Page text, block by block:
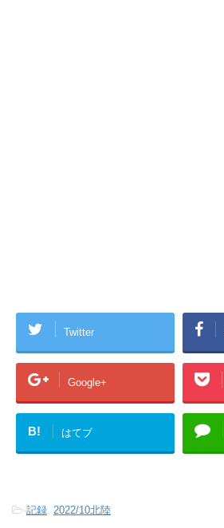
Twitter
Google+
B! はてブ
-記録, 2022/10北陸